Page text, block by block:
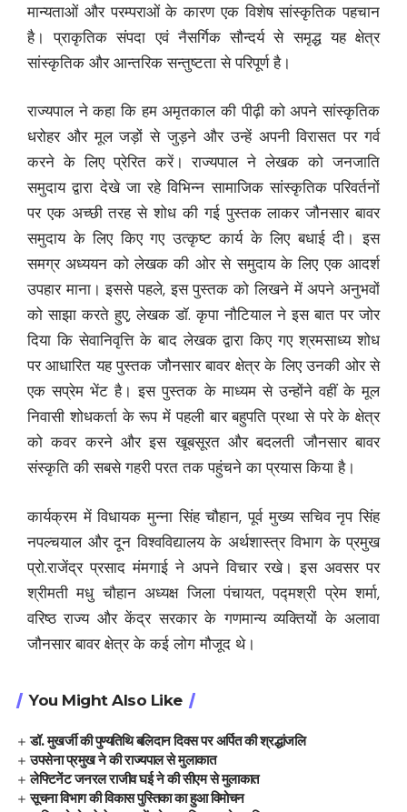
मान्यताओं और परम्पराओं के कारण एक विशेष सांस्कृतिक पहचान
है। प्राकृतिक संपदा एवं नैसर्गिक सौन्दर्य से समृद्ध यह क्षेत्र
सांस्कृतिक और आन्तरिक सन्तुष्टता से परिपूर्ण है।
राज्यपाल ने कहा कि हम अमृतकाल की पीढ़ी को अपने सांस्कृतिक
धरोहर और मूल जड़ों से जुड़ने और उन्हें अपनी विरासत पर गर्व
करने के लिए प्रेरित करें। राज्यपाल ने लेखक को जनजाति
समुदाय द्वारा देखे जा रहे विभिन्न सामाजिक सांस्कृतिक परिवर्तनों
पर एक अच्छी तरह से शोध की गई पुस्तक लाकर जौनसार बावर
समुदाय के लिए किए गए उत्कृष्ट कार्य के लिए बधाई दी। इस
समग्र अध्ययन को लेखक की ओर से समुदाय के लिए एक आदर्श
उपहार माना। इससे पहले, इस पुस्तक को लिखने में अपने अनुभवों
को साझा करते हुए, लेखक डॉ. कृपा नौटियाल ने इस बात पर जोर
दिया कि सेवानिवृत्ति के बाद लेखक द्वारा किए गए श्रमसाध्य शोध
पर आधारित यह पुस्तक जौनसार बावर क्षेत्र के लिए उनकी ओर से
एक सप्रेम भेंट है। इस पुस्तक के माध्यम से उन्होंने वहीं के मूल
निवासी शोधकर्ता के रूप में पहली बार बहुपति प्रथा से परे के क्षेत्र
को कवर करने और इस खूबसूरत और बदलती जौनसार बावर
संस्कृति की सबसे गहरी परत तक पहुंचने का प्रयास किया है।
कार्यक्रम में विधायक मुन्ना सिंह चौहान, पूर्व मुख्य सचिव नृप सिंह
नपल्चयाल और दून विश्वविद्यालय के अर्थशास्त्र विभाग के प्रमुख
प्रो.राजेंद्र प्रसाद मंमगाई ने अपने विचार रखे। इस अवसर पर
श्रीमती मधु चौहान अध्यक्ष जिला पंचायत, पद्मश्री प्रेम शर्मा,
वरिष्ठ राज्य और केंद्र सरकार के गणमान्य व्यक्तियों के अलावा
जौनसार बावर क्षेत्र के कई लोग मौजूद थे।
You Might Also Like
डॉ. मुखर्जी की पुण्यतिथि बलिदान दिवस पर अर्पित की श्रद्धांजलि
उपसेना प्रमुख ने की राज्यपाल से मुलाकात
लेफ्टिनेंट जनरल राजीव घई ने की सीएम से मुलाकात
सूचना विभाग की विकास पुस्तिका का हुआ विमोचन